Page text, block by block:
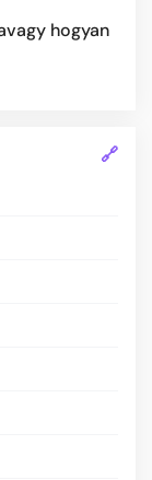
hogyan
🔗